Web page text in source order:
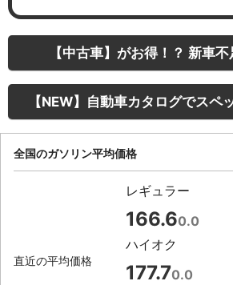
【中古車】がお得！？ 新車
【NEW】自動車カタログでスペ
全国のガソリン平均価格
直近の平均価格
レギュラー
166.60.0
ハイオク
177.70.0